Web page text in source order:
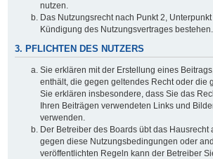
nutzen.
Das Nutzungsrecht nach Punkt 2,
Kündigung des Nutzungsvertrages bestehen.
3. PFLICHTEN DES NUTZERS
Sie erklären mit der Erstellung eines
enthält, die gegen geltendes Recht oder die
Sie erklären insbesondere, dass Sie das
Ihren Beiträgen verwendeten Links und
verwenden.
Der Betreiber des Boards übt das Hausrecht
gegen diese Nutzungsbedingungen oder
veröffentlichten Regeln kann der Betreiber